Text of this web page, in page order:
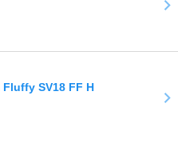
SV18 FF H